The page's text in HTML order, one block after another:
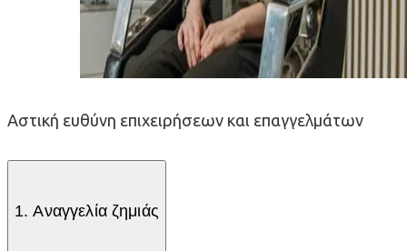
Αστική ευθύνη επιχειρήσεων και επαγγελμάτων
1. Αναγγελία ζημιάς